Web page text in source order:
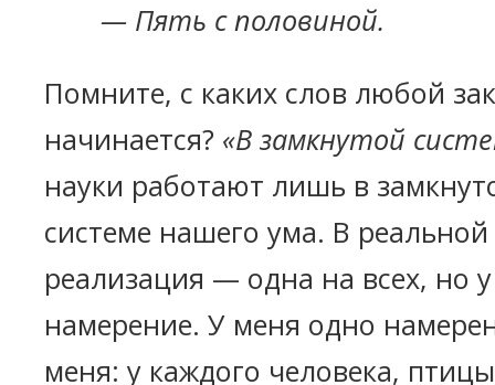
— Пять с половиной.
Помните, с каких слов любой
начинается? «В замкнутой
науки работают лишь в
системе нашего ума. В
реализация — одна на всех, но
намерение. У меня одно
меня: у каждого человека,